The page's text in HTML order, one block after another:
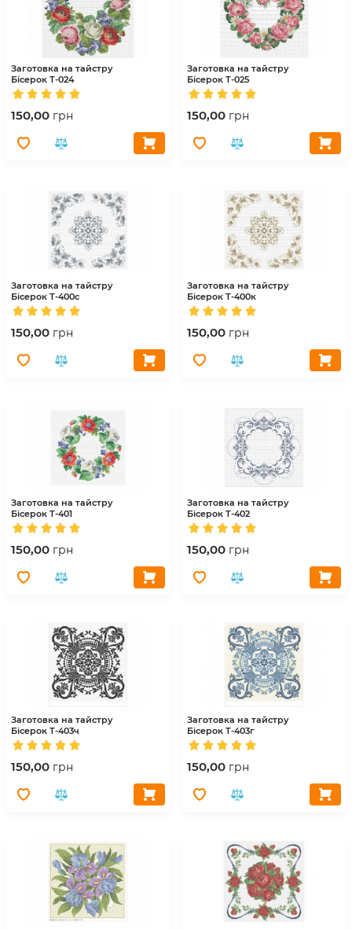
Заготовка на тайстру
Бісерок Т-024
150,00 грн
Заготовка на тайстру
Бісерок Т-025
150,00 грн
Заготовка на тайстру
Бісерок Т-400с
150,00 грн
Заготовка на тайстру
Бісерок Т-400к
150,00 грн
Заготовка на тайстру
Бісерок Т-401
150,00 грн
Заготовка на тайстру
Бісерок Т-402
150,00 грн
Заготовка на тайстру
Бісерок Т-403ч
150,00 грн
Заготовка на тайстру
Бісерок Т-403г
150,00 грн